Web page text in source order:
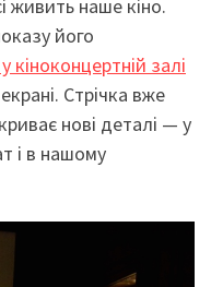
живить наше кіно.
його
кіноконцертній залі
Стрічка вже
нові деталі — у
і в нашому